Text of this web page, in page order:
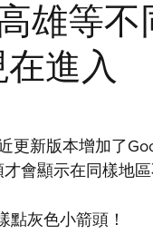
雄等不
進入
更新版本增加了
會顯示在同樣地
灰色小箭頭！